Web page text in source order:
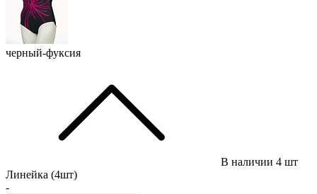
черный-фуксия
В наличии 4 шт
Линейка (4шт)
-